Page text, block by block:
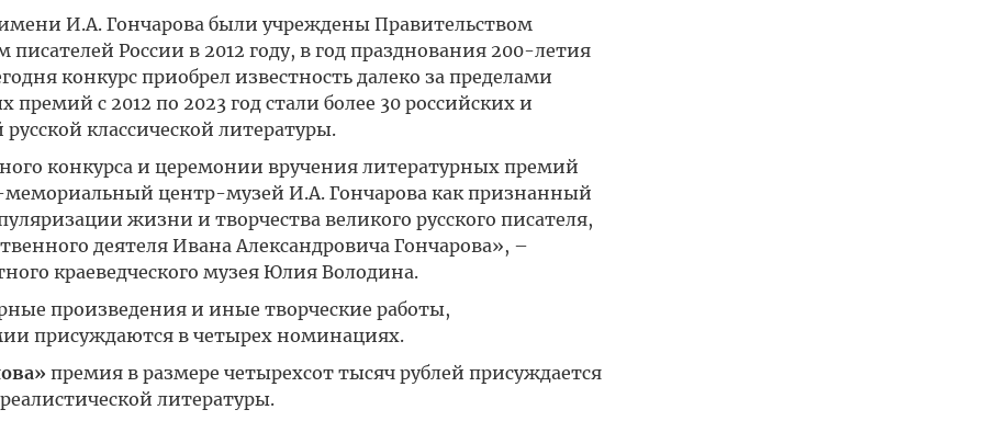
И.А. Гончарова были учреждены Правительством
России в 2012 году, в год празднования 200-летия
конкурс приобрел известность далеко за пределами
с 2012 по 2023 год стали более 30 российских и
классической литературы.
конкурса и церемонии вручения литературных премий
центр-музей И.А. Гончарова как признанный
жизни и творчества великого русского писателя,
деятеля Ивана Александровича Гончарова», –
краеведческого музея Юлия Володина.
произведения и иные творческие работы,
присуждаются в четырех номинациях.
премия в размере четырехсот тысяч рублей присуждается
литературы.